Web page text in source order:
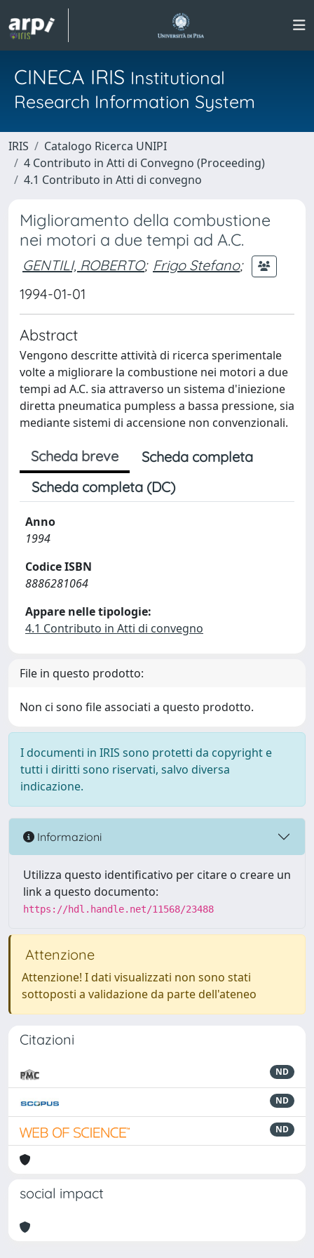
CINECA IRIS Institutional
Research Information System
IRIS
Catalogo Ricerca UNIPI
4 Contributo in Atti di Convegno (Proceeding)
4.1 Contributo in Atti di convegno
Miglioramento della combustione
nei motori a due tempi ad A.C.
GENTILI, ROBERTO; Frigo Stefano;
1994-01-01
Abstract
Vengono descritte attività di ricerca sperimentale
volte a migliorare la combustione nei motori a due
tempi ad A.C. sia attraverso un sistema d'iniezione
diretta pneumatica pumpless a bassa pressione, sia
mediante sistemi di accensione non convenzionali.
Scheda breve
Scheda completa
Scheda completa (DC)
Anno
1994
Codice ISBN
8886281064
Appare nelle tipologie:
4.1 Contributo in Atti di convegno
File in questo prodotto:
Non ci sono file associati a questo prodotto.
I documenti in IRIS sono protetti da copyright e
tutti i diritti sono riservati, salvo diversa
indicazione.
Informazioni
Utilizza questo identificativo per citare o creare un
link a questo documento:
https://hdl.handle.net/11568/23488
Attenzione
Attenzione! I dati visualizzati non sono stati
sottoposti a validazione da parte dell'ateneo
Citazioni
ND
ND
ND
social impact